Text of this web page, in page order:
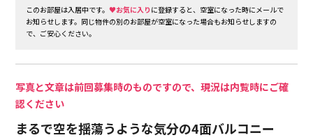
このお部屋は入居中です。♥お気に入り に登録すると、空室になった時にメールで
お知らせします。同じ物件の別のお部屋が空室になった場合もお知らせしますの
で、ご安心ください。
写真と文章は前回募集時のものですので、現況は内覧時にご確
認ください
まるで空を揺蕩うような気分の4面バルコニー